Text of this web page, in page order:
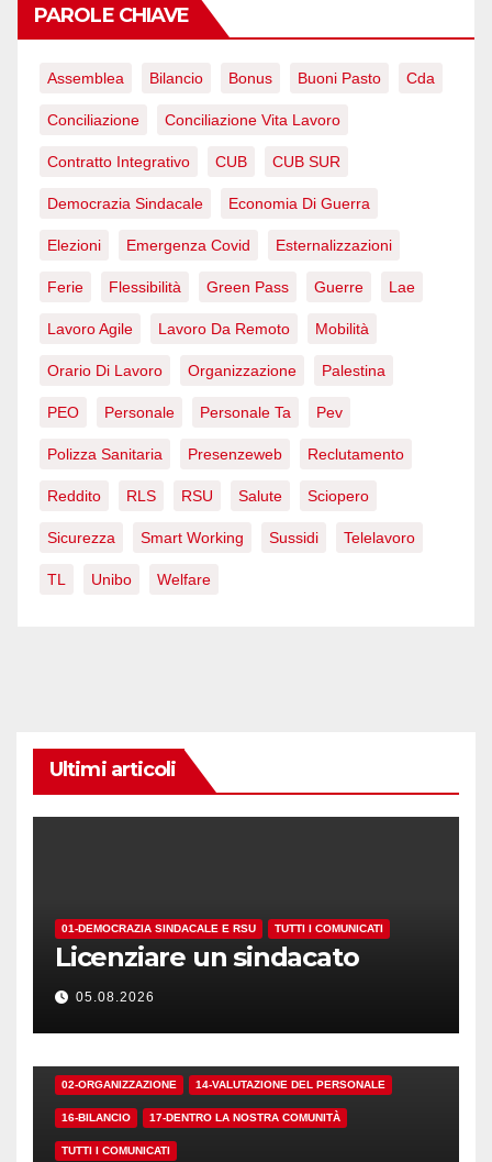
PAROLE CHIAVE
Assemblea Bilancio Bonus Buoni Pasto Cda
Conciliazione Conciliazione Vita Lavoro
Contratto Integrativo CUB CUB SUR
Democrazia Sindacale Economia Di Guerra
Elezioni Emergenza Covid Esternalizzazioni
Ferie Flessibilità Green Pass Guerre Lae
Lavoro Agile Lavoro Da Remoto Mobilità
Orario Di Lavoro Organizzazione Palestina
PEO Personale Personale Ta Pev
Polizza Sanitaria Presenzeweb Reclutamento
Reddito RLS RSU Salute Sciopero
Sicurezza Smart Working Sussidi Telelavoro
TL Unibo Welfare
Ultimi articoli
01-DEMOCRAZIA SINDACALE E RSU TUTTI I COMUNICATI
Licenziare un sindacato
05.08.2026
02-ORGANIZZAZIONE 14-VALUTAZIONE DEL PERSONALE
16-BILANCIO 17-DENTRO LA NOSTRA COMUNITÀ
TUTTI I COMUNICATI